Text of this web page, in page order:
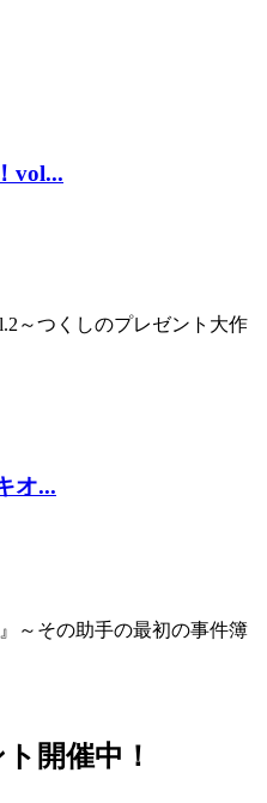
vol...
～つくしのプレゼント大作
オ...
～その助手の最初の事件簿
開催中！